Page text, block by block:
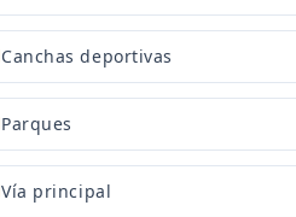
Canchas deportivas
Parques
Vía principal